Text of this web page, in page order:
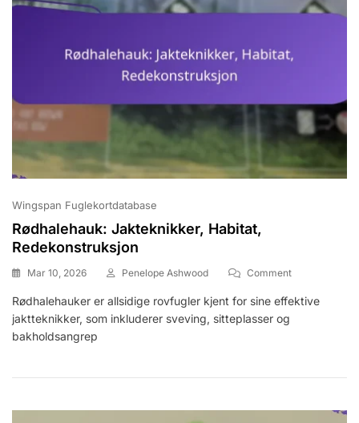
Wingspan Fuglekortdatabase
Rødhalehauk: Jakteknikker, Habitat,
Redekonstruksjon
Mar 10, 2026 Penelope Ashwood CommentOn
Jakteknikker,
Rødhalehauker er allsidige rovfugler kjent for sine effektive
jaktteknikker, som inkluderer sveving, sitteplasser og
bakholdsangrep